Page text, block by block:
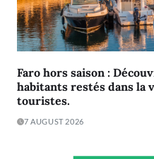
Faro hors saison :
habitants restés dans la
touristes.
7 AUGUST 2026